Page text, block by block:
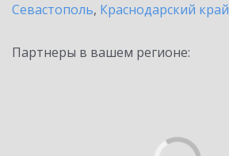
Севастополь, Краснодарский край
Партнеры в вашем регионе: